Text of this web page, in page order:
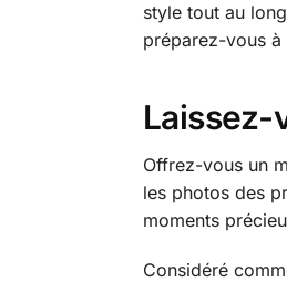
style tout au
préparez-vous
Laissez-
Offrez-vous un
les photos des
moments
Considéré